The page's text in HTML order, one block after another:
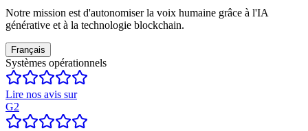
Notre mission est d'autonomiser la voix humaine grâce à l'IA
générative et à la technologie blockchain.
Français
Systèmes opérationnels
Lire nos avis sur
G2